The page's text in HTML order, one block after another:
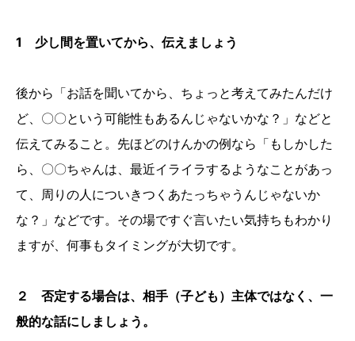
1 少し間を置いてから、伝えましょう
後から「お話を聞いてから、ちょっと考えてみたんだけ
ど、〇〇という可能性もあるんじゃないかな？」などと
伝えてみること。先ほどのけんかの例なら「もしかした
ら、〇〇ちゃんは、最近イライラするようなことがあっ
て、周りの人についきつくあたっちゃうんじゃないか
な？」などです。その場ですぐ言いたい気持ちもわかり
ますが、何事もタイミングが大切です。
２ 否定する場合は、相手（子ども）主体ではなく、一
般的な話にしましょう。